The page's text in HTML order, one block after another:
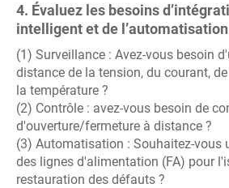
4. Évaluez les besoins
intelligent et de
(1) Surveillance : Avez-vous besoin
distance de la tension, du courant,
la température ?
(2) Contrôle : avez-vous besoin de
d'ouverture/fermeture à distance ?
(3) Automatisation : Souhaitez-vous
des lignes d'alimentation (FA) pour
restauration des défauts ?